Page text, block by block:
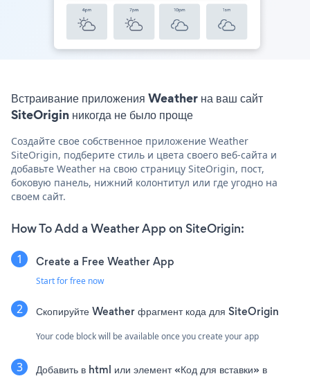
Встраивание приложения Weather на ваш сайт
SiteOrigin никогда не было проще
Создайте свое собственное приложение Weather
SiteOrigin, подберите стиль и цвета своего веб-сайта и
добавьте Weather на свою страницу SiteOrigin, пост,
боковую панель, нижний колонтитул или где угодно на
своем сайт.
How To Add a Weather App on SiteOrigin:
Create a Free Weather App
Start for free now
Скопируйте Weather фрагмент кода для SiteOrigin
Your code block will be available once you create your app
Добавить в html или элемент «Код для вставки» в